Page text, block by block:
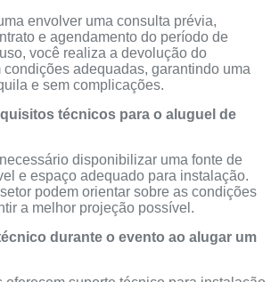
envolver uma consulta prévia,
e agendamento do período de
você realiza a devolução do
adequadas, garantindo uma
e sem complicações.
técnicos para o aluguel de
disponibilizar uma fonte de
e espaço adequado para instalação.
podem orientar sobre as condições
a melhor projeção possível.
durante o evento ao alugar um